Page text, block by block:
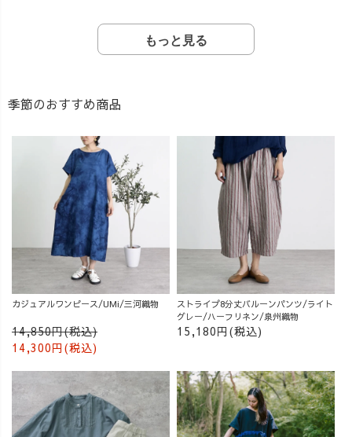
もっと見る
季節のおすすめ商品
カジュアルワンピース/UMi/三河織物
14,850円(税込)
14,300円(税込)
ストライプ8分丈バルーンパンツ/ライト
グレー/ハーフリネン/泉州織物
15,180円(税込)